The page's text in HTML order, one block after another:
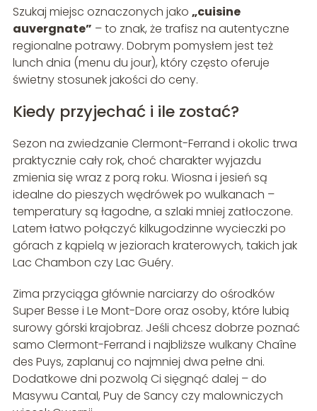
Szukaj miejsc oznaczonych jako „cuisine
auvergnate” – to znak, że trafisz na autentyczne
regionalne potrawy. Dobrym pomysłem jest też
lunch dnia (menu du jour), który często oferuje
świetny stosunek jakości do ceny.
Kiedy przyjechać i ile zostać?
Sezon na zwiedzanie Clermont-Ferrand i okolic trwa
praktycznie cały rok, choć charakter wyjazdu
zmienia się wraz z porą roku. Wiosna i jesień są
idealne do pieszych wędrówek po wulkanach –
temperatury są łagodne, a szlaki mniej zatłoczone.
Latem łatwo połączyć kilkugodzinne wycieczki po
górach z kąpielą w jeziorach kraterowych, takich jak
Lac Chambon czy Lac Guéry.
Zima przyciąga głównie narciarzy do ośrodków
Super Besse i Le Mont-Dore oraz osoby, które lubią
surowy górski krajobraz. Jeśli chcesz dobrze poznać
samo Clermont-Ferrand i najbliższe wulkany Chaîne
des Puys, zaplanuj co najmniej dwa pełne dni.
Dodatkowe dni pozwolą Ci sięgnąć dalej – do
Masywu Cantal, Puy de Sancy czy malowniczych